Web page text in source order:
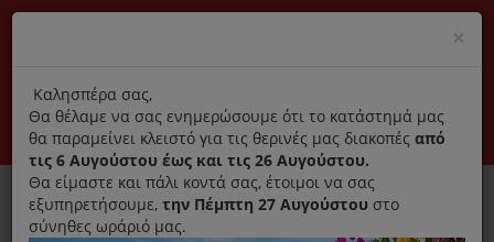
Αποκλειστικά γνήσια ανταλλακτικά
Σύνδεση Εγγραφή Εταιρεία Επικοινωνία
×
title
Καλησπέρα σας,
Θα θέλαμε να σας ενημερώσουμε ότι το κατάστημά μας
θα παραμείνει κλειστό για τις θερινές μας διακοπές από
τις 6 Αυγούστου έως και τις 26 Αυγούστου.
Θα είμαστε και πάλι κοντά σας, έτοιμοι να σας
εξυπηρετήσουμε, την Πέμπτη 27 Αυγούστου στο
σύνηθες ωράριό μας.